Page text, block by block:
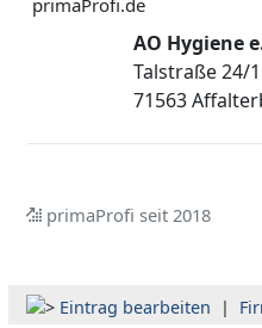
AO Hygiene
Talstraße 24/1
71563
primaProfi seit 2018
Eintrag bearbeiten |